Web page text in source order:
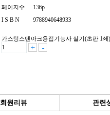
페이지수
136p
I S B N
9788940648933
가스텅스텐아크용접기능사 실기(초판 1쇄)
+ -
회원리뷰 관련